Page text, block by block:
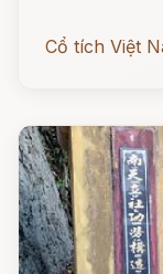
Cổ tích Việt